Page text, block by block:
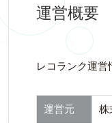
運営概要
レコランク運営
運営元 株